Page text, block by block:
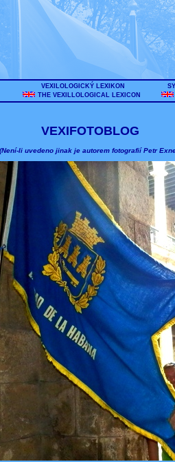
VEXILOLOGICKÝ LEXIKON
THE VEXILLOLOGICAL LEXICON
VEXIFOTOBLOG
(Není-li uvedeno jinak je autorem fotografií Petr